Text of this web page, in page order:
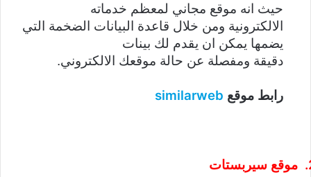
حيث انه موقع مجاني لمعظم خدماته
الالكترونية ومن خلال قاعدة البيانات الضخمة التي
يضمها يمكن ان يقدم لك بينات
دقيقة ومفصلة عن حالة موقعك الالكتروني.
رابط موقع similarweb
موقع سيربستات